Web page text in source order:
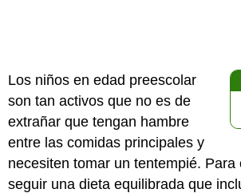
Los niños en edad preescolar
son tan activos que no es de
extrañar que tengan hambre
entre las comidas principales y
necesiten tomar un tentempié. Para
seguir una dieta equilibrada que